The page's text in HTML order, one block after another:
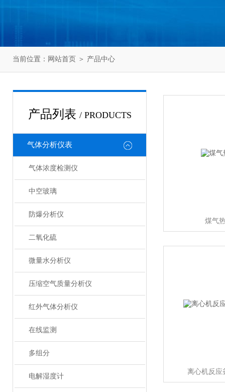
当前位置： 网站首页 ＞ 产品中心
产品列表 / PRODUCTS
气体分析仪表
气体浓度检测仪
中空玻璃
防爆分析仪
二氧化硫
微量水分析仪
压缩空气质量分析仪
红外气体分析仪
在线监测
多组分
电解湿度计
煤气
离心机反应